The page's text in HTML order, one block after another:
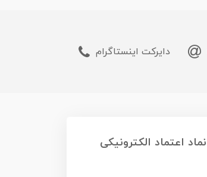
دایرکت اینستاگرام
نماد اعتماد الکترونیکی